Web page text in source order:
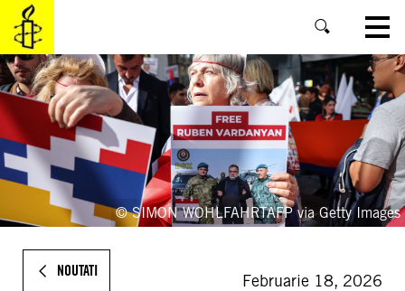
SKIP
MAIN
CONTENT
© SIMON WOHLFAHRTAFP via Getty Images
NOUTATI
Februarie 18, 2026